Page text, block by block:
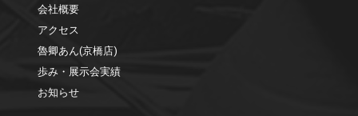
会社概要
アクセス
魯卿あん(京橋店)
歩み・展示会実績
お知らせ